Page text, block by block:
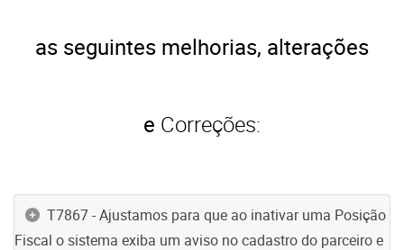
as seguintes melhorias, alterações
e Correções:
T7867 - Ajustamos para que ao inativar uma Posição
Fiscal o sistema exiba um aviso no cadastro do parceiro e